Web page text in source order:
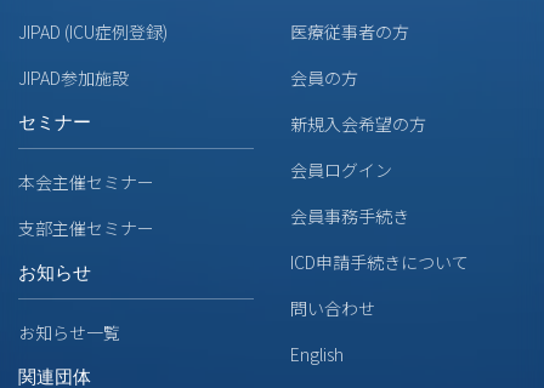
JIPAD (ICU症例登録)
JIPAD参加施設
セミナー
本会主催セミナー
支部主催セミナー
お知らせ
お知らせ一覧
関連団体
医療従事者の方
会員の方
新規入会希望の方
会員ログイン
会員事務手続き
ICD申請手続きについて
問い合わせ
English